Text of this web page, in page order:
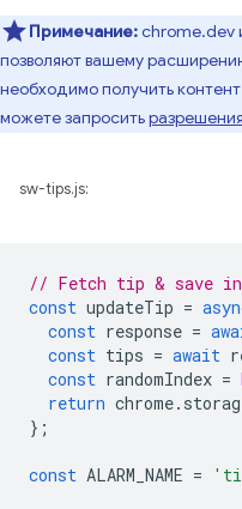
Примечание:chrome.dev
позволяют вашему
необходимо получить контент
можете запроситьразрешения
sw-tips.js:
// Fetch tip & save
const updateTip =
const response =
const tips = await
const randomIndex =
return chrome.
};
const ALARM_NAME =